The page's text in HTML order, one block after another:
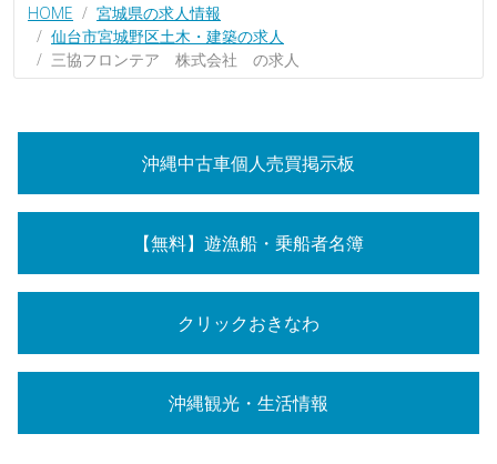
HOME
宮城県の求人情報
仙台市宮城野区土木・建築の求人
三協フロンテア 株式会社 の求人
沖縄中古車個人売買掲示板
【無料】遊漁船・乗船者名簿
クリックおきなわ
沖縄観光・生活情報